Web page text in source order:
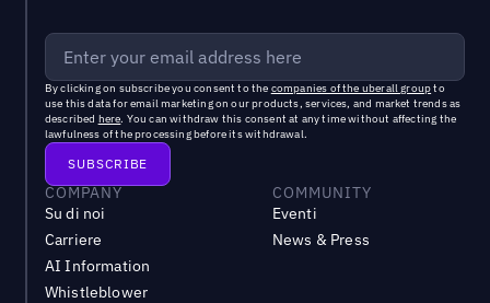
By clicking on subscribe you consent to the companies of the uberall groupto
use this data for email marketing on our products, services, and market trends as
described here. You can withdraw this consent at any time without affecting the
lawfulness of the processing before its withdrawal.
COMPANY
Su di noi
Carriere
AI Information
Whistleblower
COMMUNITY
Eventi
News & Press